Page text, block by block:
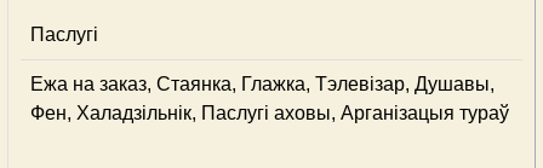
Паслугі
Ежа на заказ, Стаянка, Глажка, Тэлевізар, Душавы,
Фен, Халадзільнік, Паслугі аховы, Арганізацыя тураў